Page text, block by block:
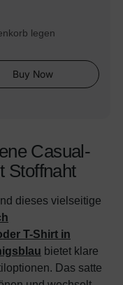
legen
Buy Now
Casual-
Stoffnaht
dieses vielseitige
T-Shirt in
bietet klare
Das satte